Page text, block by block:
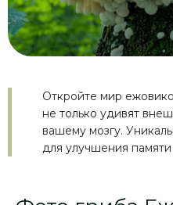
Откройте мир
не только удивят
вашему мозгу.
для улучшения